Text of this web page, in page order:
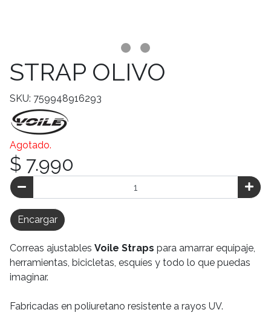
STRAP OLIVO
SKU: 759948916293
Agotado.
$ 7.990
Encargar
Correas ajustables Voile Straps para amarrar equipaje,
herramientas, bicicletas, esquíes y todo lo que puedas
imaginar.
Fabricadas en poliuretano resistente a rayos UV.